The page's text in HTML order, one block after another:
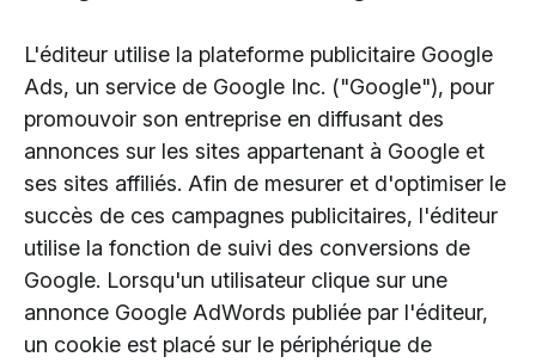
L'éditeur utilise la plateforme publicitaire Google
Ads, un service de Google Inc. ("Google"), pour
promouvoir son entreprise en diffusant des
annonces sur les sites appartenant à Google et
ses sites affiliés. Afin de mesurer et d'optimiser le
succès de ces campagnes publicitaires, l'éditeur
utilise la fonction de suivi des conversions de
Google. Lorsqu'un utilisateur clique sur une
annonce Google AdWords publiée par l'éditeur,
un cookie est placé sur le périphérique de